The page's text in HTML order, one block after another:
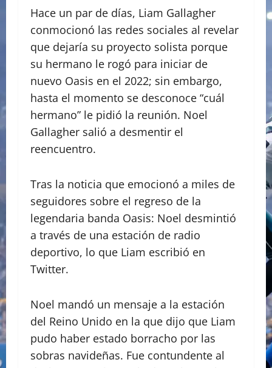
Hace un par de días, Liam Gallagher
conmocionó las redes sociales al revelar
que dejaría su proyecto solista porque
su hermano le rogó para iniciar de
nuevo Oasis en el 2022; sin embargo,
hasta el momento se desconoce “cuál
hermano” le pidió la reunión. Noel
Gallagher salió a desmentir el
reencuentro.
Tras la noticia que emocionó a miles de
seguidores sobre el regreso de la
legendaria banda Oasis: Noel desmintió
a través de una estación de radio
deportivo, lo que Liam escribió en
Twitter.
Noel mandó un mensaje a la estación
del Reino Unido en la que dijo que Liam
pudo haber estado borracho por las
sobras navideñas. Fue contundente al